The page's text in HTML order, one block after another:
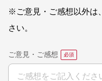
※ご意見・ご感想以外は、
さい。
ご意見・ご感想